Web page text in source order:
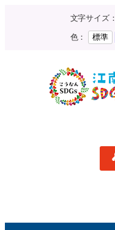
文字サイズ：
色： 標準